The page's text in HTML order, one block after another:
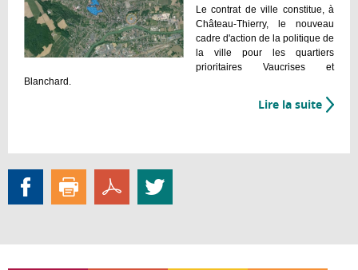
Le contrat de ville constitue, à
Château-Thierry, le nouveau
cadre d'action de la politique de
la ville pour les quartiers
prioritaires Vaucrises et
Blanchard.
Lire la suite de
Ville